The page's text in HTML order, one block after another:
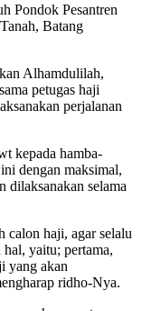
Pondok Pesantren
Batang
Alhamdulilah,
petugas haji
perjalanan
kepada hamba-
dengan maksimal,
dilaksanakan selama
calon haji, agar selalu
hal, yaitu; pertama,
yang akan
ridho-Nya.